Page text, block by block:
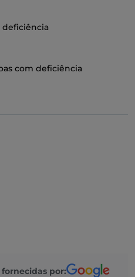
deficiência
com deficiência
por: